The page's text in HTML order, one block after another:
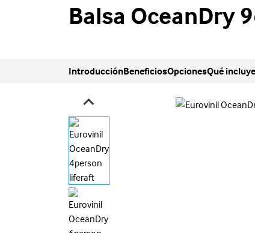
Balsa OceanDry
IntroducciónBeneficiosOpcionesQué incluye